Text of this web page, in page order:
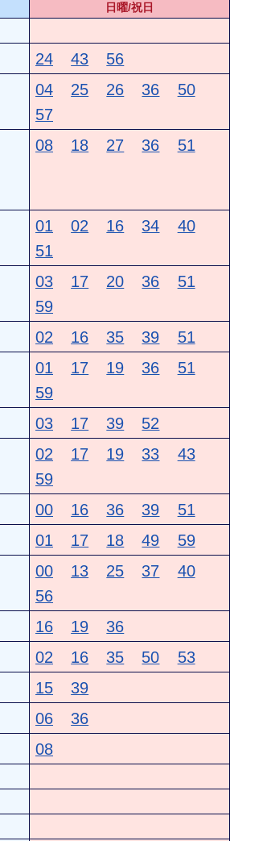
日曜/祝日
24 43 56
04 25 26 36
50
57
08 18 27 36 51
01 02 16 34
40
51
03 17 20 36
51
59
02 16 35 39 51
01 17 19 36
51
59
03 17 39 52
02 17 19 33
43
59
00 16 36 39 51
01 17 18 49 59
00 13 25 37
40
56
16 19 36
02 16 35 50 53
15 39
06 36
08